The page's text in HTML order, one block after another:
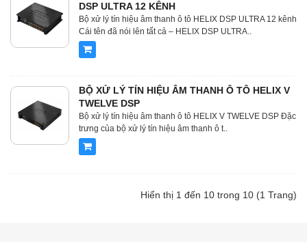
DSP ULTRA 12 KÊNH
Bộ xử lý tín hiệu âm thanh ô tô HELIX DSP ULTRA 12 kênh
Cái tên đã nói lên tất cả – HELIX DSP ULTRA..
BỘ XỬ LÝ TÍN HIỆU ÂM THANH Ô TÔ HELIX V
TWELVE DSP
Bộ xử lý tín hiệu âm thanh ô tô HELIX V TWELVE DSP Đặc
trưng của bộ xử lý tín hiệu âm thanh ô t..
Hiển thị 1 đến 10 trong 10 (1 Trang)